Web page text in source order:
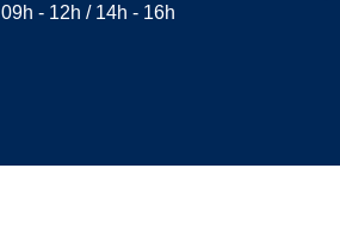
09h - 12h / 14h - 16h